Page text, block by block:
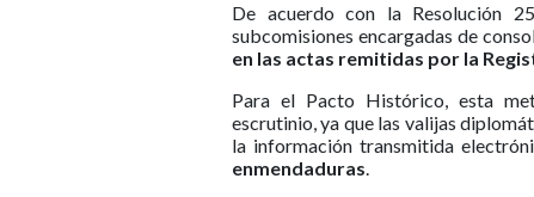
De acuerdo con la Resolución
subcomisiones encargadas de
en las actas remitidas por la
Para el Pacto Histórico, esta
escrutinio, ya que las valijas
la información transmitida
enmendaduras.